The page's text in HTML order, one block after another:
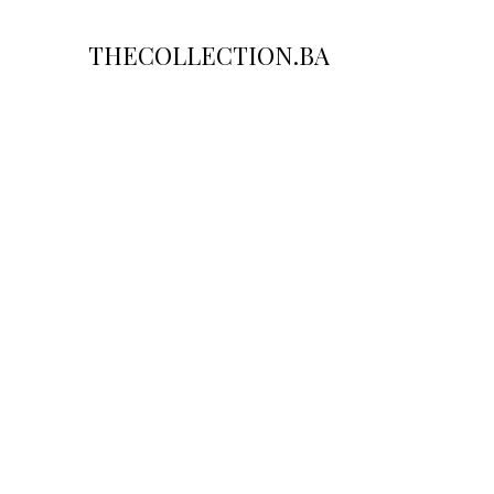
THECOLLECTION.BA